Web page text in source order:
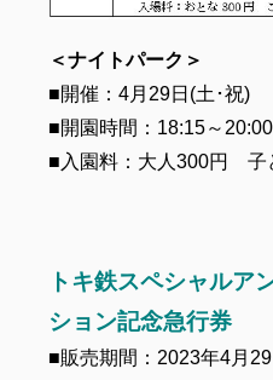
＜ナイトパーク＞
■開催：4月29日(土･祝)
■開園時間：18:15～20:00
■入園料：大人300円 子
トキ鉄スペシャルア
ション記念急行券
■販売期間：2023年4月